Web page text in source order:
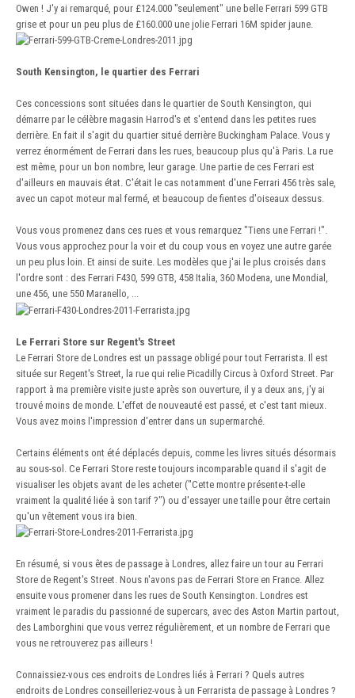
Owen ! J'y ai remarqué, pour £124.000 "seulement" une belle Ferrari 599 GTB
grise et pour un peu plus de £160.000 une jolie Ferrari 16M spider jaune.
South Kensington, le quartier des Ferrari
Ces concessions sont situées dans le quartier de South Kensington, qui
démarre par le célèbre magasin Harrod's et s'entend dans les petites rues
derrière. En fait il s'agit du quartier situé derrière Buckingham Palace. Vous y
verrez énormément de Ferrari dans les rues, beaucoup plus qu'à Paris. La rue
est même, pour un bon nombre, leur garage. Une partie de ces Ferrari est
d'ailleurs en mauvais état. C'était le cas notamment d'une Ferrari 456 très sale,
avec un capot moteur mal fermé, et beaucoup de fientes d'oiseaux dessus.
Vous vous promenez dans ces rues et vous remarquez "Tiens une Ferrari !".
Vous vous approchez pour la voir et du coup vous en voyez une autre garée
un peu plus loin. Et ainsi de suite. Les modèles que j'ai le plus croisés dans
l'ordre sont : des Ferrari F430, 599 GTB, 458 Italia, 360 Modena, une Mondial,
une 456, une 550 Maranello, ...
Le Ferrari Store sur Regent's Street
Le Ferrari Store de Londres est un passage obligé pour tout Ferrarista. Il est
située sur Regent's Street, la rue qui relie Picadilly Circus à Oxford Street. Par
rapport à ma première visite juste après son ouverture, il y a deux ans, j'y ai
trouvé moins de monde. L'effet de nouveauté est passé, et c'est tant mieux.
Vous avez moins l'impression d'entrer dans un supermarché.
Certains éléments ont été déplacés depuis, comme les livres situés désormais
au sous-sol. Ce Ferrari Store reste toujours incomparable quand il s'agit de
visualiser les objets avant de les acheter ("Cette montre présente-t-elle
vraiment la qualité liée à son tarif ?") ou d'essayer une taille pour être certain
qu'un vêtement vous ira bien.
En résumé, si vous êtes de passage à Londres, allez faire un tour au Ferrari
Store de Regent's Street. Nous n'avons pas de Ferrari Store en France. Allez
ensuite vous promener dans les rues de South Kensington. Londres est
vraiment le paradis du passionné de supercars, avec des Aston Martin partout,
des Lamborghini que vous verrez régulièrement, et un nombre de Ferrari que
vous ne retrouverez pas ailleurs !
Connaissiez-vous ces endroits de Londres liés à Ferrari ? Quels autres
endroits de Londres conseilleriez-vous à un Ferrarista de passage à Londres ?